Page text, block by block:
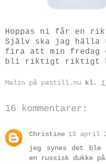
Hoppas ni får en
Själv ska jag hälla
fira att min fredag
bli riktigt riktigt
Malin på pastill.nu kl.
16 kommentarer:
Christine 13 april
jeg synes det ble
en russisk dukke